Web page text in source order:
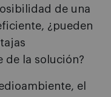
de una
¿pueden
de la solución?
el